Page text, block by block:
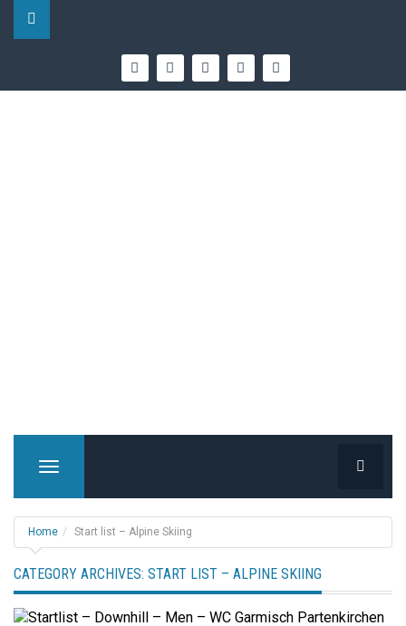
T
g
l
e
n
a
Home Start list – Alpine Skiing
CATEGORY ARCHIVES: START LIST – ALPINE SKIING